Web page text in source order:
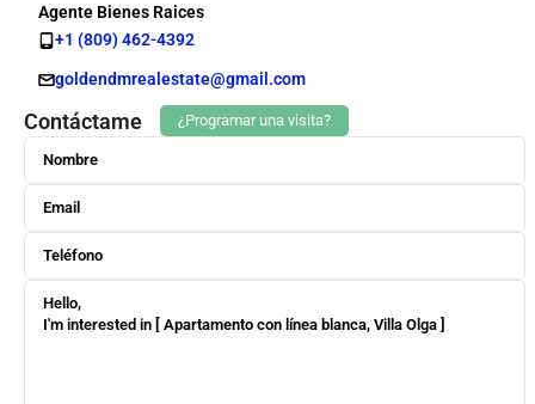
Agente Bienes Raices
+1 (809) 462-4392
goldendmrealestate@gmail.com
Contáctame ¿Programar una visita?